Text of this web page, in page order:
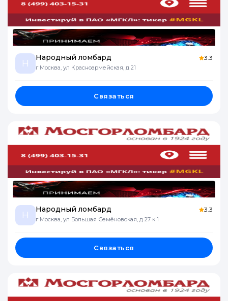
Н
Народный ломбард
г Москва, ул Красноармейская, д 21
3.3
Связаться
Н
Народный ломбард
г Москва, ул Большая Семёновская, д 27 к 1
3.3
Связаться